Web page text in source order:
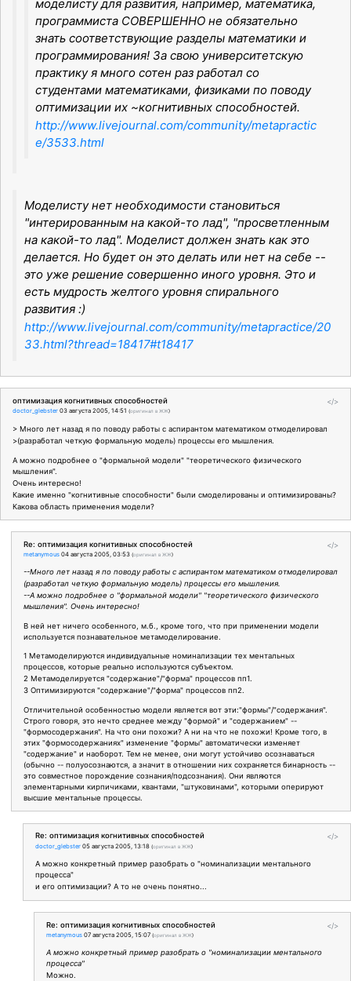
моделисту для развития, например, математика,
программиста СОВЕРШЕННО не обязательно
знать соответствующие разделы математики и
программирования! За свою университетскую
практику я много сотен раз работал со
студентами математиками, физиками по поводу
оптимизации их ~когнитивных способностей.
http://www.livejournal.com/community/metapractic
e/3533.html
Моделисту нет необходимости становиться
"интерированным на какой-то лад", "просветленным
на какой-то лад". Моделист должен знать как это
делается. Но будет он это делать или нет на себе --
это уже решение совершенно иного уровня. Это и
есть мудрость желтого уровня спирального
развития :)
http://www.livejournal.com/community/metapractice/20
33.html?thread=18417#t18417
</>
оптимизация когнитивных способностей
doctor_glebster 03 августа 2005, 14:51 (оригинал в ЖЖ)
> Много лет назад я по поводу работы с аспирантом математиком отмоделировал
>(разработал четкую формальную модель) процессы его мышления.
А можно подробнее о "формальной модели" "теоретического физического
мышления".
Очень интересно!
Какие именно "когнитивные способности" были смоделированы и оптимизированы?
Какова область применения модели?
</>
Re: оптимизация когнитивных способностей
metanymous 04 августа 2005, 03:53 (оригинал в ЖЖ)
--Много лет назад я по поводу работы с аспирантом математиком отмоделировал
(разработал четкую формальную модель) процессы его мышления.
--А можно подробнее о "формальной модели" "теоретического физического
мышления". Очень интересно!
В ней нет ничего особенного, м.б., кроме того, что при применении модели
используется познавательное метамоделирование.
1 Метамоделируются индивидуальные номинализации тех ментальных
процессов, которые реально используются субъектом.
2 Метамоделируется "содержание"/"форма" процессов пп1.
3 Оптимизируются "содержание"/"форма" процессов пп2.
Отличительной особенностью модели является вот эти:"формы"/"содержания".
Строго говоря, это нечто среднее между "формой" и "содержанием" --
"формосодержания". На что они похожи? А ни на что не похожи! Кроме того, в
этих "формосодержаниях" изменение "формы" автоматически изменяет
"содержание" и наоборот. Тем не менее, они могут устойчиво осознаваться
(обычно -- полуосознаются, а значит в отношении них сохраняется бинарность --
это совместное порождение сознания/подсознания). Они являются
элементарными кирпичиками, квантами, "штуковинами", которыми оперируют
высшие ментальные процессы.
</>
Re: оптимизация когнитивных способностей
doctor_glebster 05 августа 2005, 13:18 (оригинал в ЖЖ)
А можно конкретный пример разобрать о "номинализации ментального
процесса"
и его оптимизации? А то не очень понятно...
</>
Re: оптимизация когнитивных способностей
metanymous 07 августа 2005, 15:07 (оригинал в ЖЖ)
А можно конкретный пример разобрать о "номинализации ментального
процесса"
Можно.